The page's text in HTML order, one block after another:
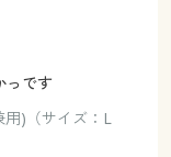
っです
)（サイズ：L